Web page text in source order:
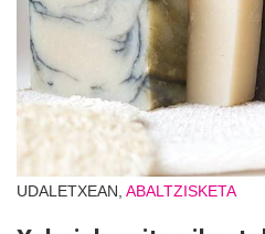
UDALETXEAN, ABALTZISKETA